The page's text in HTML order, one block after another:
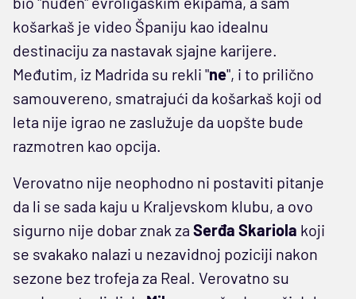
košarkaš je video Španiju kao idealnu
destinaciju za nastavak sjajne karijere.
Međutim, iz Madrida su rekli "ne", i to prilično
samouvereno, smatrajući da košarkaš koji od
leta nije igrao ne zaslužuje da uopšte bude
razmotren kao opcija.
Verovatno nije neophodno ni postaviti pitanje
da li se sada kaju u Kraljevskom klubu, a ovo
sigurno nije dobar znak za Serđa Skariola koji
se svakako nalazi u nezavidnoj poziciji nakon
sezone bez trofeja za Real. Verovatno su